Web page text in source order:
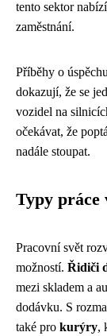
tento sektor
zaměstnání.
Příběhy o
dokazují, že se
vozidel na
očekávat, že
nadále stoupat.
Typy práce
Pracovní svět
možností. Řidiči
mezi skladem a
dodávku. S
také pro kurýry,